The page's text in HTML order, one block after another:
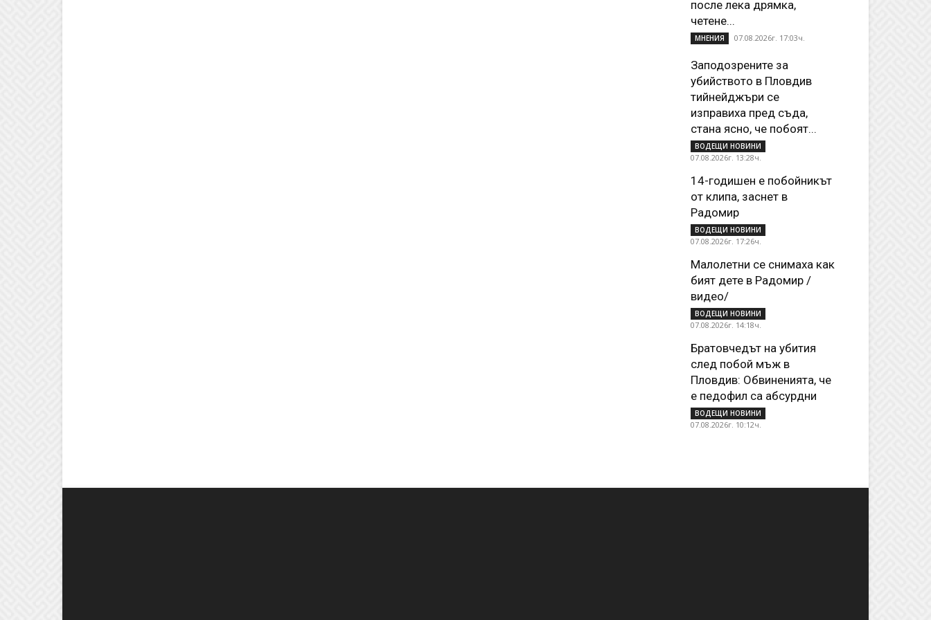
после лека дрямка,
четене...
МНЕНИЯ 07.08.2026г. 17:03ч.
Заподозрените за
убийството в Пловдив
тийнейджъри се
изправиха пред съда,
стана ясно, че побоят...
ВОДЕЩИ НОВИНИ
07.08.2026г. 13:28ч.
14-годишен е побойникът
от клипа, заснет в
Радомир
ВОДЕЩИ НОВИНИ
07.08.2026г. 17:26ч.
Малолетни се снимаха как
бият дете в Радомир /
видео/
ВОДЕЩИ НОВИНИ
07.08.2026г. 14:18ч.
Братовчедът на убития
след побой мъж в
Пловдив: Обвиненията, че
е педофил са абсурдни
ВОДЕЩИ НОВИНИ
07.08.2026г. 10:12ч.